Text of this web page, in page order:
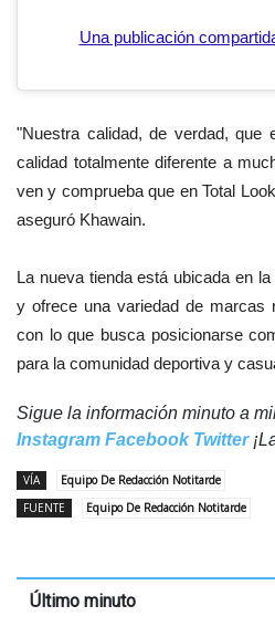
Una publicación
"Nuestra calidad, de verdad, que
calidad totalmente diferente a
ven y comprueba que en Total
aseguró Khawain.
La nueva tienda está ubicada en
y ofrece una variedad de marcas
con lo que busca posicionarse
para la comunidad deportiva y
Sigue la información minuto a
Instagram Facebook Twitter
VÍA
Equipo De Redacción Notitarde
FUENTE
Equipo De Redacción Notitarde
Último minuto